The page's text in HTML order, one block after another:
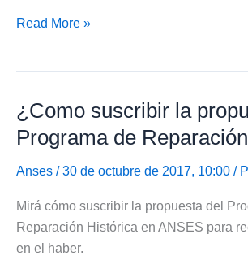
Reparación
Read More »
¿Como suscribir la
Programa de
Anses / 30 de octubre de 2017, 10:00 /
Mirá cómo suscribir la propuesta del
Reparación Histórica en ANSES para
en el haber.